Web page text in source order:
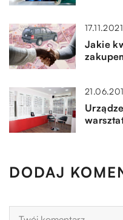
17.11.2021
Jakie
DODAJ